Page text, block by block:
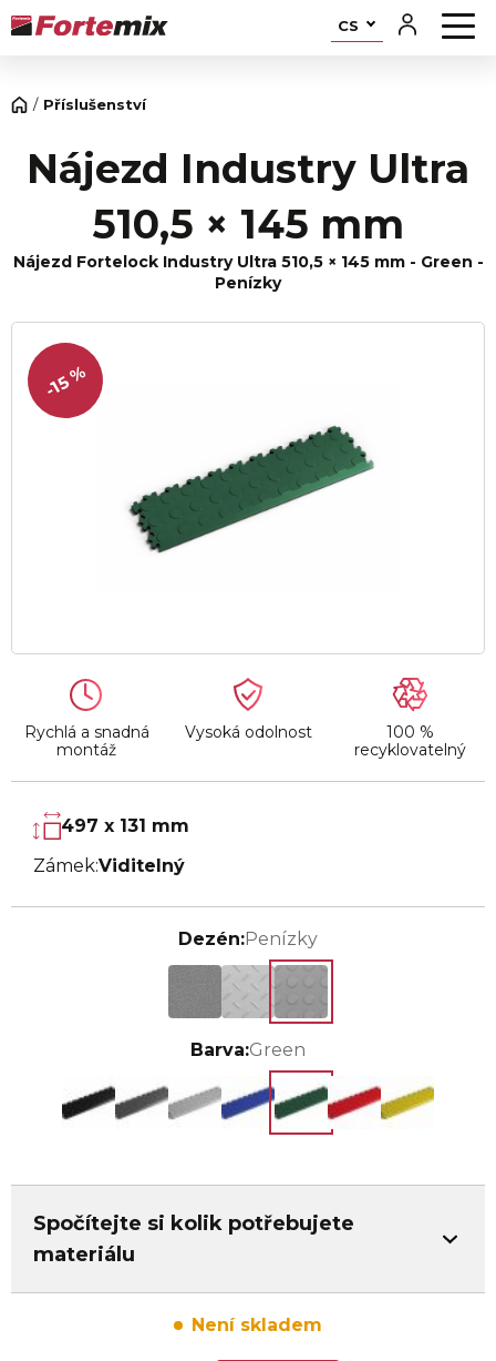
CS
Příslušenství
Nájezd Industry Ultra
510,5 × 145 mm
Nájezd Fortelock Industry Ultra 510,5 × 145 mm - Green -
Penízky
Rychlá a snadná
montáž
Vysoká odolnost
100 %
recyklovatelný
-15 %
497 x 131 mm
Zámek:Viditelný
Dezén:Penízky
Barva:Green
Spočítejte si kolik potřebujete
materiálu
Není skladem